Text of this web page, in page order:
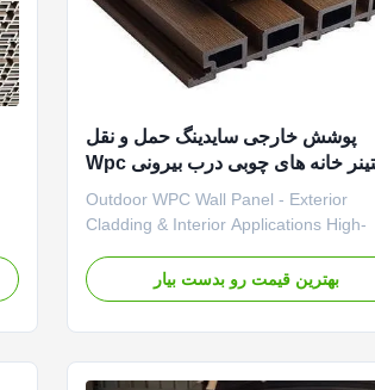
پوشش خارجی سایدینگ حمل و نقل
کانتینر خانه های چوبی درب بیرونی Wpc
پانل دیواری داخلی
Outdoor WPC Wall Panel - Exterior
Cladding & Interior Applications High-
designed for exterior cladding, shipping
container siding, wood houses, and
بهترین قیمت رو بدست بیار